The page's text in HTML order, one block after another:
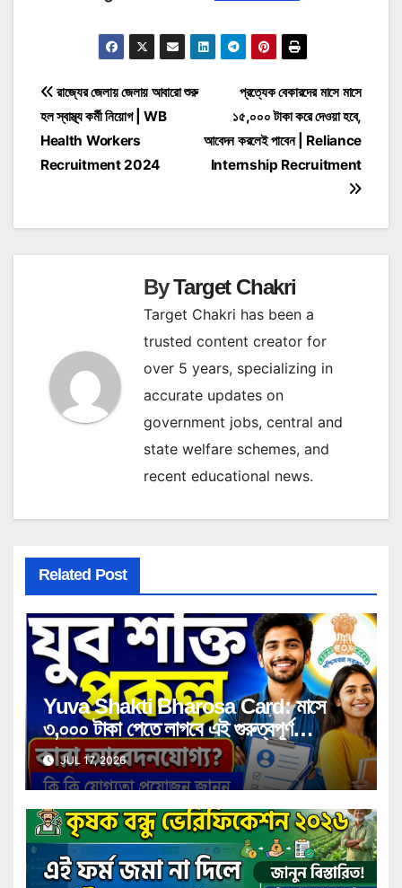
Post
navigation
প্রত্যেক বেকারদের মাসে মাসে
১৫,০০০ টাকা করে দেওয়া হবে,
আবেদন করলেই পাবেন | Reliance
Internship Recruitment
রাজ্যের জেলায় জেলায় আবারো শুরু
হল স্বাস্থ্য কর্মী নিয়োগ | WB
Health Workers
Recruitment 2024
ByTarget Chakri
Target Chakri has been a
trusted content creator for
over 5 years, specializing in
accurate updates on
government jobs, central and
state welfare schemes, and
recent educational news.
Related Post
Yuva Shakti Bharosa Card: মাসে
৩,০০০ টাকা পেতে লাগবে এই গুরুত্বপূর্ণ
সার্টিফিকেট! কারা পাবেন সুবিধা, কী কী নথি লাগবে
জানুন বিস্তারিত
JUL 17, 2026